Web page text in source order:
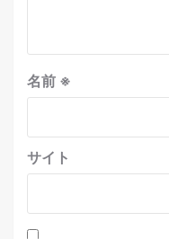
名前 ※
サイト